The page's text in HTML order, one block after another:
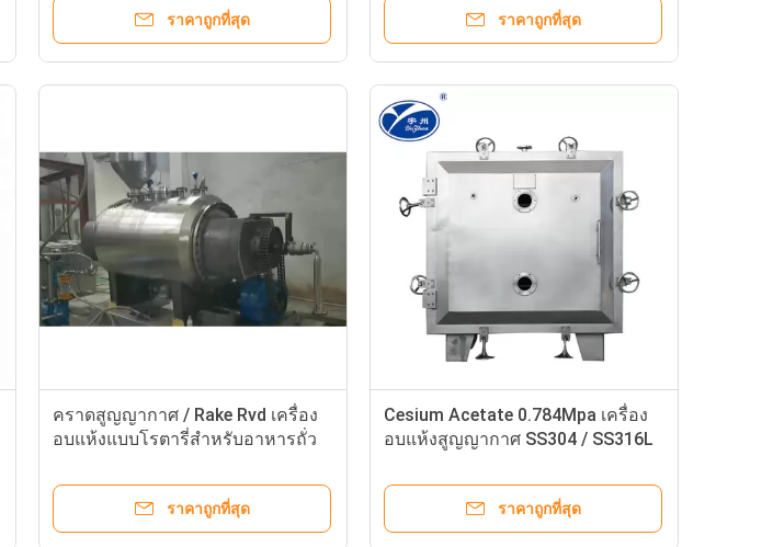
ราคาถูกที่สุด ราคาถูกที่สุด
คราดสูญญากาศ / Rake Rvd เครื่อง
อบแห้งแบบโรตารี่สำหรับอาหารถั่ว
ราคาถูกที่สุด
Cesium Acetate 0.784Mpa เครื่อง
อบแห้งสูญญากาศ SS304 / SS316L
ราคาถูกที่สุด